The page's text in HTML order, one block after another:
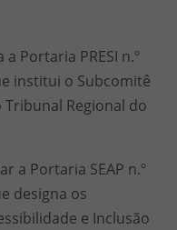
a Portaria PRESI n.º
institui o Subcomitê
Regional do
a Portaria SEAP n.º
designa os
e Inclusão